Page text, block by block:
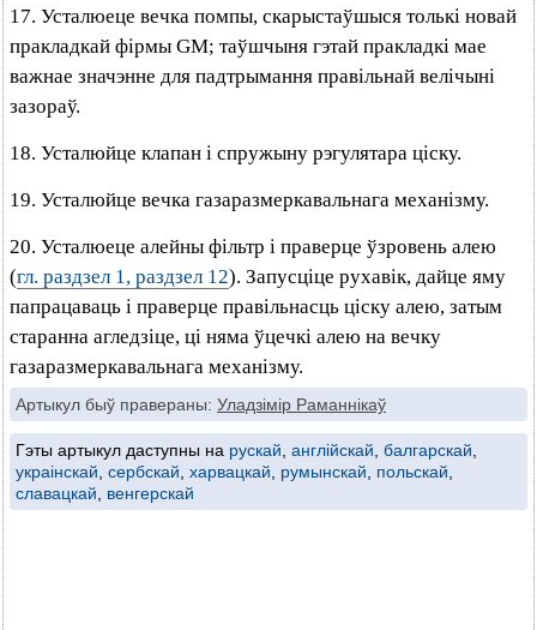
17. Усталюеце вечка помпы, скарыстаўшыся толькі новай
пракладкай фірмы GM; таўшчыня гэтай пракладкі мае
важнае значэнне для падтрымання правільнай велічыні
зазораў.
18. Усталюйце клапан і спружыну рэгулятара ціску.
19. Усталюйце вечка газаразмеркавальнага механізму.
20. Усталюеце алейны фільтр і праверце ўзровень алею
(гл. раздзел 1, раздзел 12). Запусціце рухавік, дайце яму
папрацаваць і праверце правільнасць ціску алею, затым
старанна агледзіце, ці няма ўцечкі алею на вечку
газаразмеркавальнага механізму.
Артыкул быў правераны: Уладзімір Раманнікаў
Гэты артыкул даступны на рускай англійскай балгарскай
украінскай сербскай харвацкай румынскай польскай
славацкай
венгерскай